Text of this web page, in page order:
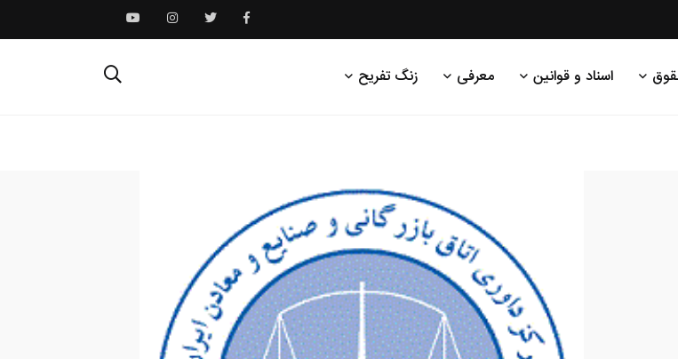
اسناد و قوانین معرفی زنگ تفریح